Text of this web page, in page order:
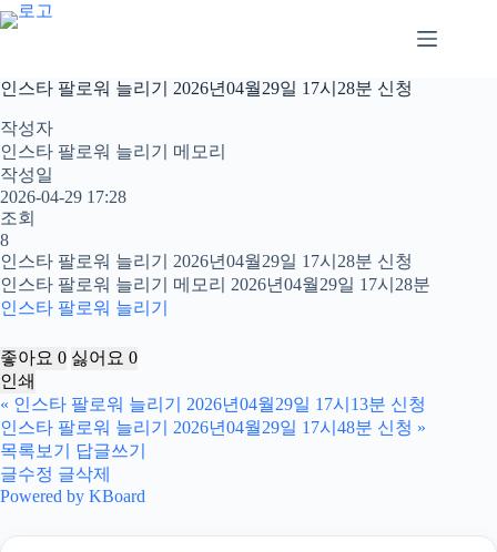
본
문
로
건
너
뛰
기
인스타 팔로워 늘리기 2026년04월29일 17시28분 신청
작성자
인스타 팔로워 늘리기 메모리
작성일
2026-04-29 17:28
조회
8
인스타 팔로워 늘리기 2026년04월29일 17시28분 신청
인스타 팔로워 늘리기 메모리 2026년04월29일 17시28분
인스타 팔로워 늘리기
좋아요 0 싫어요 0
인쇄
« 인스타 팔로워 늘리기 2026년04월29일 17시13분 신청
인스타 팔로워 늘리기 2026년04월29일 17시48분 신청 »
목록보기
답글쓰기
글수정 글삭제
Powered by KBoard